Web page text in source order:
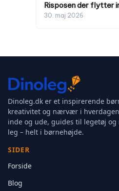
Risposen der flytter
30. maj 2026
Dinoleg.dk er et inspirerende
kreativitet og nærvær i
inde og ude, guides til legetøj
leg – helt i børnehøjde.
SIDER
Forside
Blog